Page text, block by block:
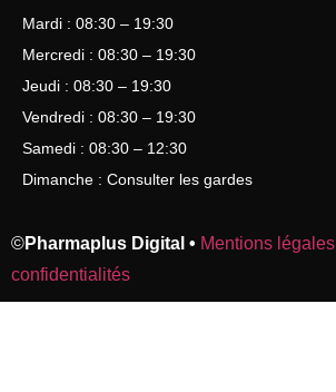
Mardi : 08:30 – 19:30
Mercredi : 08:30 – 19:30
Jeudi : 08:30 – 19:30
Vendredi : 08:30 – 19:30
Samedi : 08:30 – 12:30
Dimanche : Consulter les gardes
©Pharmaplus Digital • Mentions légales
confidentialités